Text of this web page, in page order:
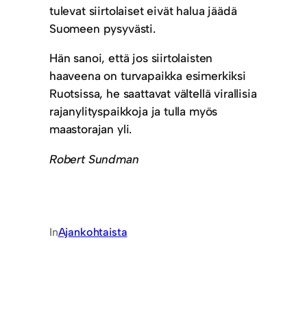
tulevat siirtolaiset eivät halua jäädä
Suomeen pysyvästi.
Hän sanoi, että jos siirtolaisten
haaveena on turvapaikka esimerkiksi
Ruotsissa, he saattavat vältellä virallisia
rajanylityspaikkoja ja tulla myös
maastorajan yli.
Robert Sundman
InAjankohtaista